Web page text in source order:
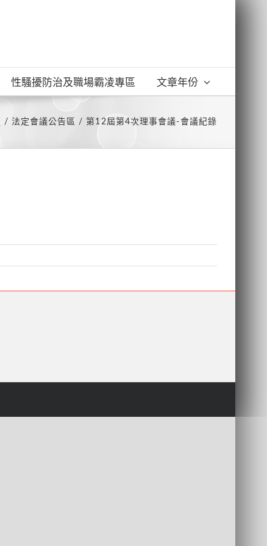
性騷擾防治及職場霸凌專區 文章年份
法定會議公告區 第12屆第4次理事會議-會議紀錄